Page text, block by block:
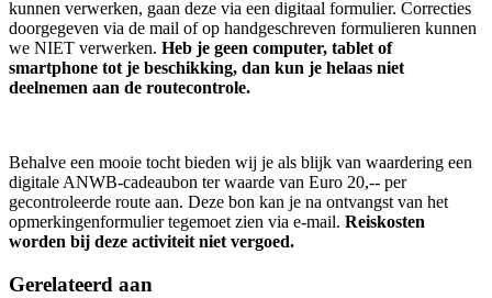
kunnen verwerken, gaan deze via een digitaal formulier. Correcties
doorgegeven via de mail of op handgeschreven formulieren kunnen
we NIET verwerken. Heb je geen computer, tablet of
smartphone tot je beschikking, dan kun je helaas niet
deelnemen aan de routecontrole.
Behalve een mooie tocht bieden wij je als blijk van waardering een
digitale ANWB-cadeaubon ter waarde van Euro 20,-- per
gecontroleerde route aan. Deze bon kan je na ontvangst van het
opmerkingenformulier tegemoet zien via e-mail. Reiskosten
worden bij deze activiteit niet vergoed.
Gerelateerd aan